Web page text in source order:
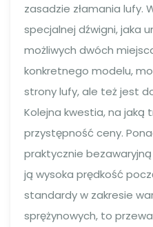
zasadzie złamania lufy.
specjalnej dźwigni, jaka
możliwych dwóch
konkretnego modelu,
strony lufy, ale też jest
Kolejna kwestia, na jaką
przystępność ceny.
praktycznie
ją wysoka prędkość
standardy w zakresie
sprężynowych, to